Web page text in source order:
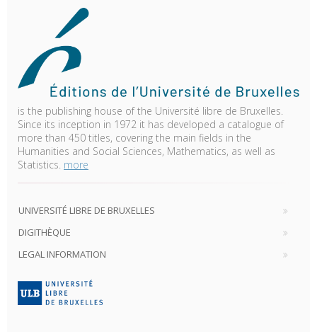
is the publishing house of the Université libre de Bruxelles.
Since its inception in 1972 it has developed a catalogue of
more than 450 titles, covering the main fields in the
Humanities and Social Sciences, Mathematics, as well as
Statistics. more
UNIVERSITÉ LIBRE DE BRUXELLES
DIGITHÈQUE
LEGAL INFORMATION